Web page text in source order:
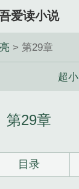
爱读小说
> 第29章
超小
第29章
目录